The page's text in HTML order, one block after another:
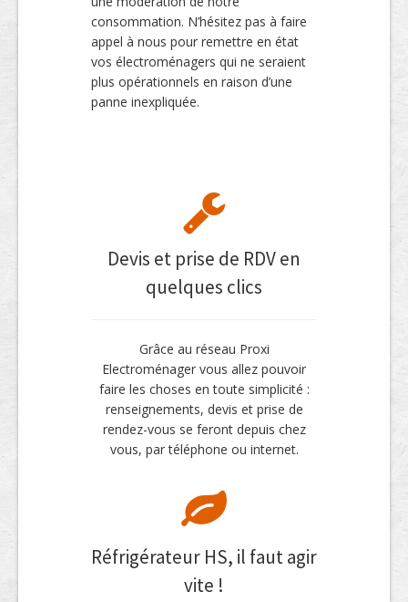
consommation. N’hésitez pas à faire
appel à nous pour remettre en état
vos électroménagers qui ne seraient
plus opérationnels en raison d’une
panne inexpliquée.
Devis et prise de RDV en
quelques clics
Grâce au réseau Proxi
Electroménager vous allez pouvoir
faire les choses en toute simplicité :
renseignements, devis et prise de
rendez-vous se feront depuis chez
vous, par téléphone ou internet.
Réfrigérateur HS, il faut agir
vite !